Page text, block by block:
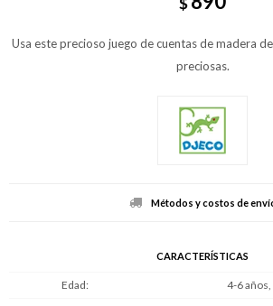
Usa este precioso juego de cuentas de madera
preciosas.
Métodos y costos de
CARACTERÍSTICAS
Edad 4-6